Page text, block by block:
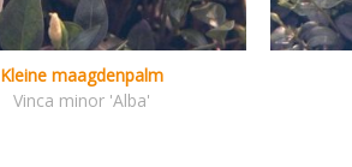
Kleine maagdenpalm
Vinca minor 'Alba'